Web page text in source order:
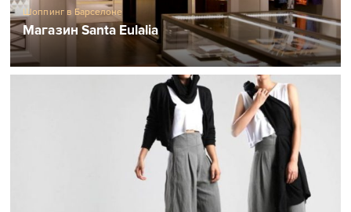
Шоппинг в Барселоне
Магазин Santa Eulalia